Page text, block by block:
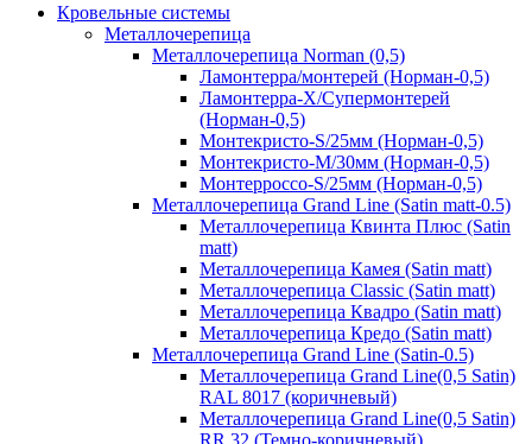
Кровельные системы
Металлочерепица
Металлочерепица Norman (0,5)
Ламонтерра/монтерей (Норман-0,5)
Ламонтерра-Х/Супермонтерей
(Норман-0,5)
Монтекристо-S/25мм (Норман-0,5)
Монтекристо-M/30мм (Норман-0,5)
Монтерроссо-S/25мм (Норман-0,5)
Металлочерепица Grand Line (Satin matt-0.5)
Металлочерепица Квинта Плюс (Satin
matt)
Металлочерепица Камея (Satin matt)
Металлочерепица Classic (Satin matt)
Металлочерепица Квадро (Satin matt)
Металлочерепица Кредо (Satin matt)
Металлочерепица Grand Line (Satin-0.5)
Металлочерепица Grand Line(0,5 Satin)
RAL 8017 (коричневый)
Металлочерепица Grand Line(0,5 Satin)
RR 32 (Темно-коричневый)